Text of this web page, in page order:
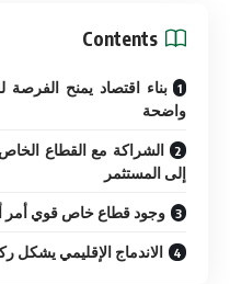
Contents
بناء اقتصاد يمنح الفرصة
واضحة
الشراكة مع القطاع
إلى المستثمر
وجود قطاع خاص قوي
الاندماج الإقليمي يشكل